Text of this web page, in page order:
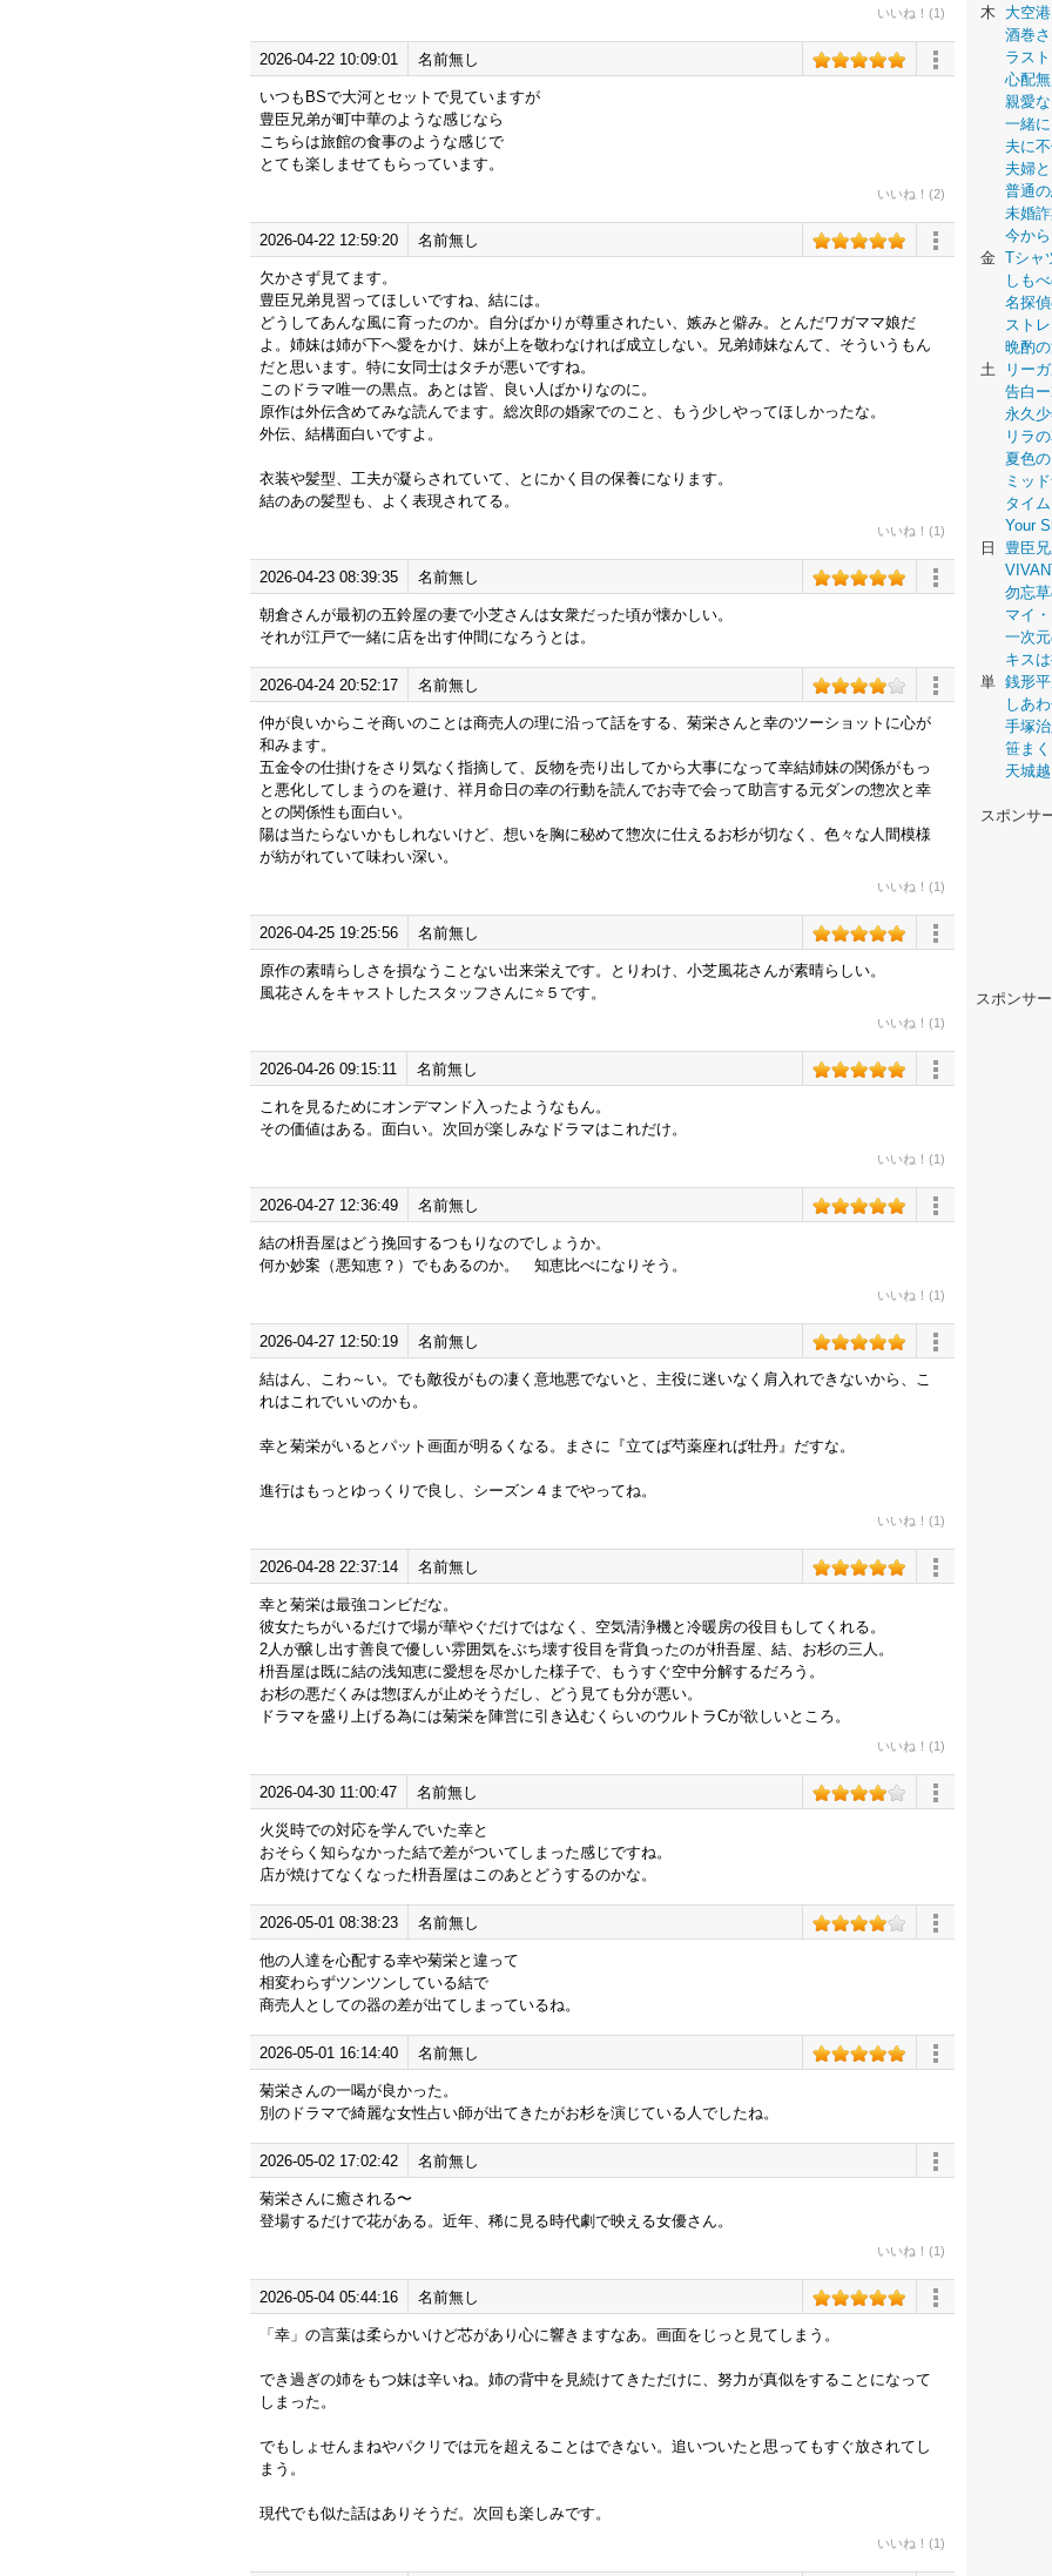
いいね！(1)
2026-04-22 10:09:01 名前無し
いつもBSで大河とセットで見ていますが
豊臣兄弟が町中華のような感じなら
こちらは旅館の食事のような感じで
とても楽しませてもらっています。
いいね！(2)
2026-04-22 12:59:20 名前無し
欠かさず見てます。
豊臣兄弟見習ってほしいですね、結には。
どうしてあんな風に育ったのか。自分ばかりが尊重されたい、嫉みと僻み。とんだワガママ娘だ
よ。姉妹は姉が下へ愛をかけ、妹が上を敬わなければ成立しない。兄弟姉妹なんて、そういうもん
だと思います。特に女同士はタチが悪いですね。
このドラマ唯一の黒点。あとは皆、良い人ばかりなのに。
原作は外伝含めてみな読んでます。総次郎の婚家でのこと、もう少しやってほしかったな。
外伝、結構面白いですよ。
衣装や髪型、工夫が凝らされていて、とにかく目の保養になります。
結のあの髪型も、よく表現されてる。
いいね！(1)
2026-04-23 08:39:35 名前無し
朝倉さんが最初の五鈴屋の妻で小芝さんは女衆だった頃が懐かしい。
それが江戸で一緒に店を出す仲間になろうとは。
2026-04-24 20:52:17 名前無し
仲が良いからこそ商いのことは商売人の理に沿って話をする、菊栄さんと幸のツーショットに心が
和みます。
五金令の仕掛けをさり気なく指摘して、反物を売り出してから大事になって幸結姉妹の関係がもっ
と悪化してしまうのを避け、祥月命日の幸の行動を読んでお寺で会って助言する元ダンの惣次と幸
との関係性も面白い。
陽は当たらないかもしれないけど、想いを胸に秘めて惣次に仕えるお杉が切なく、色々な人間模様
が紡がれていて味わい深い。
いいね！(1)
2026-04-25 19:25:56 名前無し
原作の素晴らしさを損なうことない出来栄えです。とりわけ、小芝風花さんが素晴らしい。
風花さんをキャストしたスタッフさんに⭐️５です。
いいね！(1)
2026-04-26 09:15:11 名前無し
これを見るためにオンデマンド入ったようなもん。
その価値はある。面白い。次回が楽しみなドラマはこれだけ。
いいね！(1)
2026-04-27 12:36:49 名前無し
結の枡吾屋はどう挽回するつもりなのでしょうか。
何か妙案（悪知恵？）でもあるのか。 知恵比べになりそう。
いいね！(1)
2026-04-27 12:50:19 名前無し
結はん、こわ～い。でも敵役がもの凄く意地悪でないと、主役に迷いなく肩入れできないから、こ
れはこれでいいのかも。
幸と菊栄がいるとパット画面が明るくなる。まさに『立てば芍薬座れば牡丹』だすな。
進行はもっとゆっくりで良し、シーズン４までやってね。
いいね！(1)
2026-04-28 22:37:14 名前無し
幸と菊栄は最強コンビだな。
彼女たちがいるだけで場が華やぐだけではなく、空気清浄機と冷暖房の役目もしてくれる。
2人が醸し出す善良で優しい雰囲気をぶち壊す役目を背負ったのが枡吾屋、結、お杉の三人。
枡吾屋は既に結の浅知恵に愛想を尽かした様子で、もうすぐ空中分解するだろう。
お杉の悪だくみは惣ぼんが止めそうだし、どう見ても分が悪い。
ドラマを盛り上げる為には菊栄を陣営に引き込むくらいのウルトラCが欲しいところ。
いいね！(1)
2026-04-30 11:00:47 名前無し
火災時での対応を学んでいた幸と
おそらく知らなかった結で差がついてしまった感じですね。
店が焼けてなくなった枡吾屋はこのあとどうするのかな。
2026-05-01 08:38:23 名前無し
他の人達を心配する幸や菊栄と違って
相変わらずツンツンしている結で
商売人としての器の差が出てしまっているね。
2026-05-01 16:14:40 名前無し
菊栄さんの一喝が良かった。
別のドラマで綺麗な女性占い師が出てきたがお杉を演じている人でしたね。
2026-05-02 17:02:42 名前無し
菊栄さんに癒される〜
登場するだけで花がある。近年、稀に見る時代劇で映える女優さん。
いいね！(1)
2026-05-04 05:44:16 名前無し
「幸」の言葉は柔らかいけど芯があり心に響きますなあ。画面をじっと見てしまう。
でき過ぎの姉をもつ妹は辛いね。姉の背中を見続けてきただけに、努力が真似をすることになって
しまった。
でもしょせんまねやパクリでは元を超えることはできない。追いついたと思ってもすぐ放されてし
まう。
現代でも似た話はありそうだ。次回も楽しみです。
いいね！(1)
木
大空
酒巻
ラス
心配
親愛
一緒
夫に
夫婦
普通
未婚
今か
金 Tシャ
しも
名探
スト
晩酌
土
リー
告白
永久
リラ
夏色
ミッ
タイ
Your
日
豊臣
勿忘
マイ
一次
キス
単 銭形
しあ
手塚
笹ま
天城
スポンサ
スポンサ